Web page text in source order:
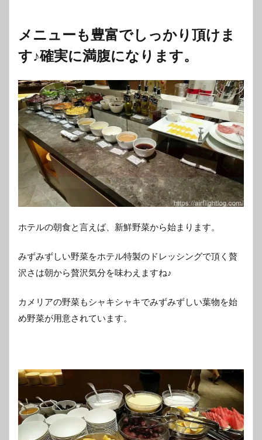
メニューも豊富でしっかり頂けま
す♪確実に満腹になります。
ホテルの朝食と言えば、新鮮野菜から始まります。
みずみずしい野菜をホテル特製のドレッシングで頂く贅
沢さは朝から贅沢気分を味わえますね♪
カメリアの野菜もシャキシャキでみずみずしい葉物を始
め野菜が用意されています。